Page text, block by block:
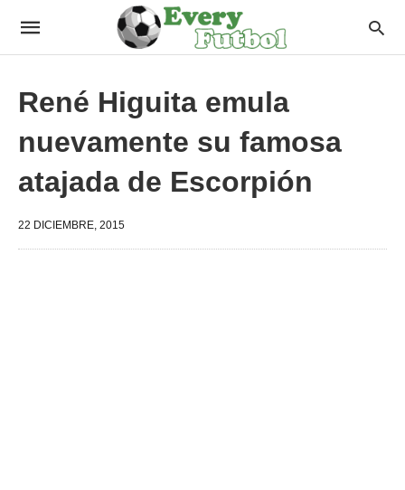
René Higuita emula
nuevamente su famosa
atajada de Escorpión
22 DICIEMBRE, 2015